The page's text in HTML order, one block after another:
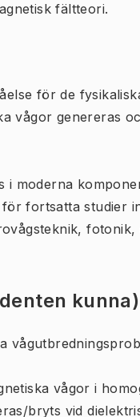
fältteori.
för de
vågor genereras
i moderna
fortsatta studier
kunna)
vågor i
bryts vid